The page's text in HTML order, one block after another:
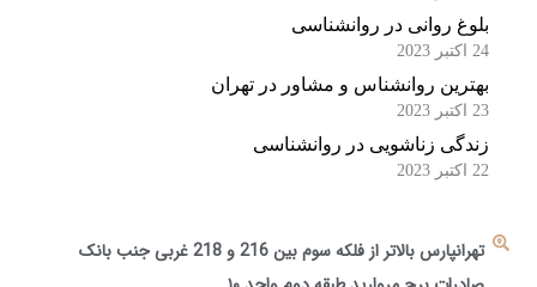
بلوغ روانی در روانشناسی
بهترین روانشناس و مشاور در تهران
زندگی زناشویی در روانشناسی
تهرانپارس بالاتر از فلکه سوم بین 216 و 218 غربی جنب بانک